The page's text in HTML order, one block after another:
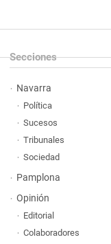
Secciones
Navarra
Política
Sucesos
Tribunales
Sociedad
Pamplona
Opinión
Editorial
Colaboradores